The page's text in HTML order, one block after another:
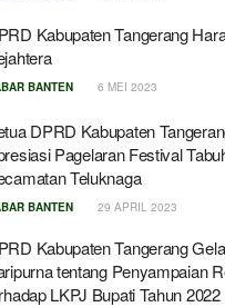
Kabupaten Tangerang
BANTEN 6 MEI 2023
DPRD Kabupaten
Pagelaran Festival
Teluknaga
BANTEN 29 APRIL 2023
Kabupaten Tangerang
tentang Penyampaian
LKPJ Bupati Tahun 2022